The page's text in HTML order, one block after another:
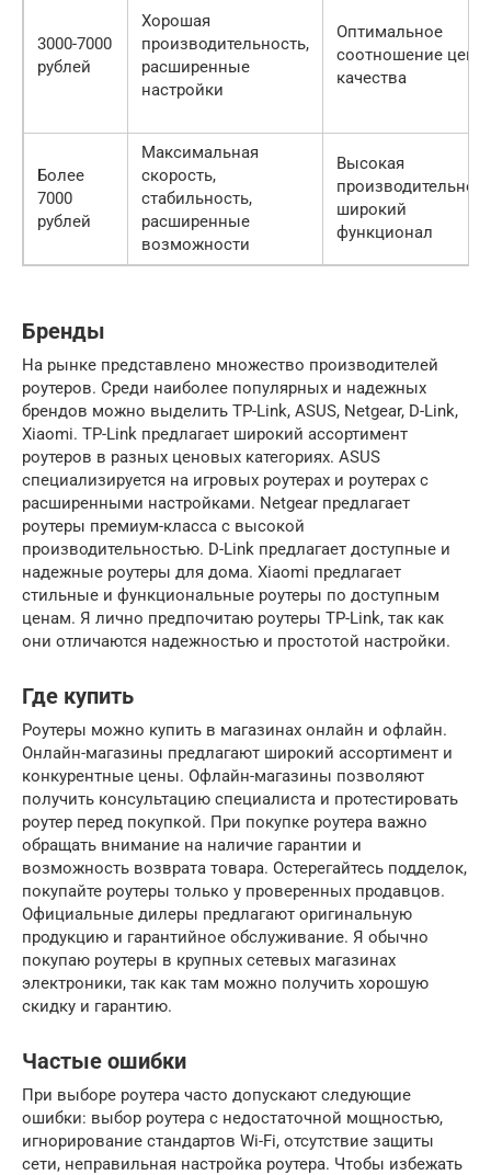
3000-7000
рублей
Хорошая
производительность,
расширенные
настройки
Оптимальное
соотношение
качества
Более
7000
рублей
Максимальная
скорость,
стабильность,
расширенные
возможности
Высокая
широкий
функционал
Бренды
На рынке представлено множество производителей
роутеров. Среди наиболее популярных и надежных
брендов можно выделить TP-Link, ASUS, Netgear, D-Link,
Xiaomi. TP-Link предлагает широкий ассортимент
роутеров в разных ценовых категориях. ASUS
специализируется на игровых роутерах и роутерах с
расширенными настройками. Netgear предлагает
роутеры премиум-класса с высокой
производительностью. D-Link предлагает доступные и
надежные роутеры для дома. Xiaomi предлагает
стильные и функциональные роутеры по доступным
ценам. Я лично предпочитаю роутеры TP-Link, так как
они отличаются надежностью и простотой настройки.
Где купить
Роутеры можно купить в магазинах онлайн и офлайн.
Онлайн-магазины предлагают широкий ассортимент и
конкурентные цены. Офлайн-магазины позволяют
получить консультацию специалиста и протестировать
роутер перед покупкой. При покупке роутера важно
обращать внимание на наличие гарантии и
возможность возврата товара. Остерегайтесь подделок,
покупайте роутеры только у проверенных продавцов.
Официальные дилеры предлагают оригинальную
продукцию и гарантийное обслуживание. Я обычно
покупаю роутеры в крупных сетевых магазинах
электроники, так как там можно получить хорошую
скидку и гарантию.
Частые ошибки
При выборе роутера часто допускают следующие
ошибки: выбор роутера с недостаточной мощностью,
игнорирование стандартов Wi-Fi, отсутствие защиты
сети, неправильная настройка роутера. Чтобы избежать